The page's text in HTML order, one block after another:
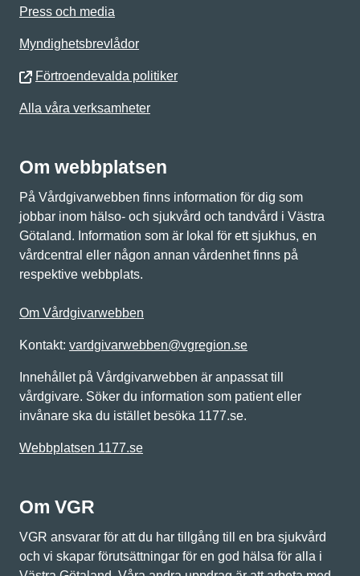
Press och media
Myndighetsbrevlådor
Förtroendevalda politiker
Alla våra verksamheter
Om webbplatsen
På Vårdgivarwebben finns information för dig som
jobbar inom hälso- och sjukvård och tandvård i Västra
Götaland. Information som är lokal för ett sjukhus, en
vårdcentral eller någon annan vårdenhet finns på
respektive webbplats.
Om Vårdgivarwebben
Kontakt: vardgivarwebben@vgregion.se
Innehållet på Vårdgivarwebben är anpassat till
vårdgivare. Söker du information som patient eller
invånare ska du istället besöka 1177.se.
Webbplatsen 1177.se
Om VGR
VGR ansvarar för att du har tillgång till en bra sjukvård
och vi skapar förutsättningar för en god hälsa för alla i